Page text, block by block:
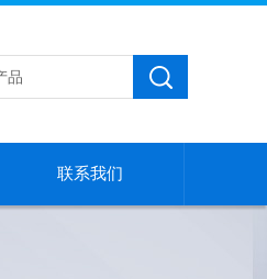
联系我们